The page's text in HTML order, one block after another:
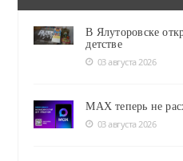
В Ялуторовске
детстве
03 августа 2026
MAX теперь не
03 августа 2026